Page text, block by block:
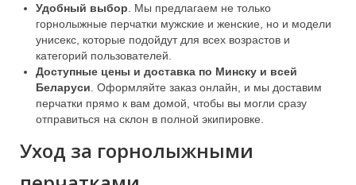
Удобный выбор . Мы предлагаем не только
горнолыжные перчатки мужские и женские, но и модели
унисекс, которые подойдут для всех возрастов и
категорий пользователей.
Доступные цены и доставка по Минску и всей
Беларуси . Оформляйте заказ онлайн, и мы доставим
перчатки прямо к вам домой, чтобы вы могли сразу
отправиться на склон в полной экипировке.
Уход за горнолыжными